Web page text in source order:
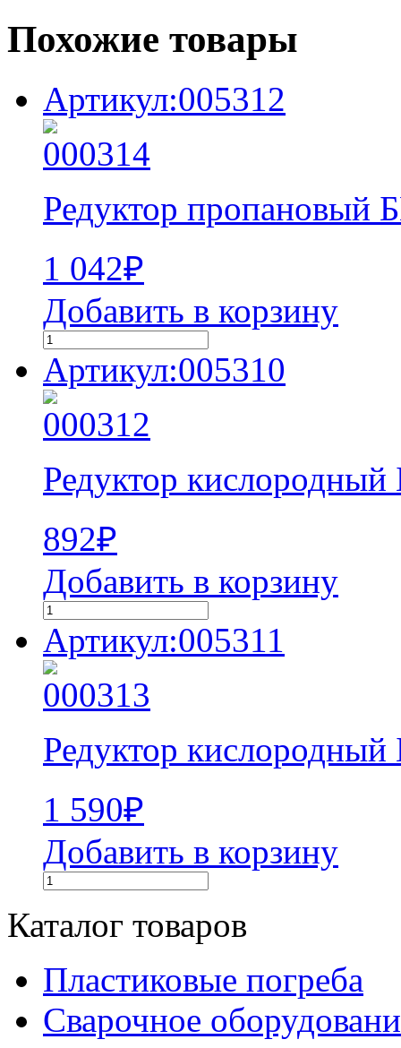
Похожие товары
Артикул:005312
Редуктор пропановый
1 042₽
Добавить в корзину
Артикул:005310
Редуктор
892₽
Добавить в корзину
Артикул:005311
Редуктор
1 590₽
Добавить в корзину
Каталог товаров
Пластиковые погреба
Сварочное